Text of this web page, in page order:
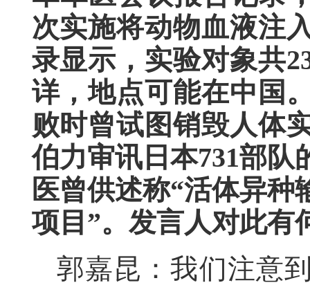
次实施将动物血液注
录显示，实验对象共
详，地点可能在中国
败时曾试图销毁人体
伯力审讯日本731部队
医曾供述称“活体异种
项目”。发言人对此有
郭嘉昆：我们注意